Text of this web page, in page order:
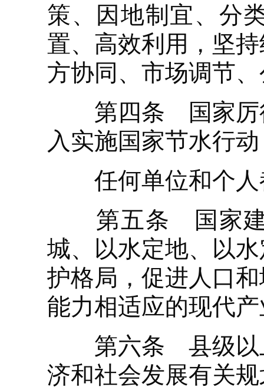
策、因地制宜、分
置、高效利用，坚
方协同、市场调节
第四条 国家厉行
入实施国家节水行
任何单位和个人
第五条 国家建
城、以水定地、以
护格局，促进人口
能力相适应的现代
第六条 县级以上
济和社会发展有关